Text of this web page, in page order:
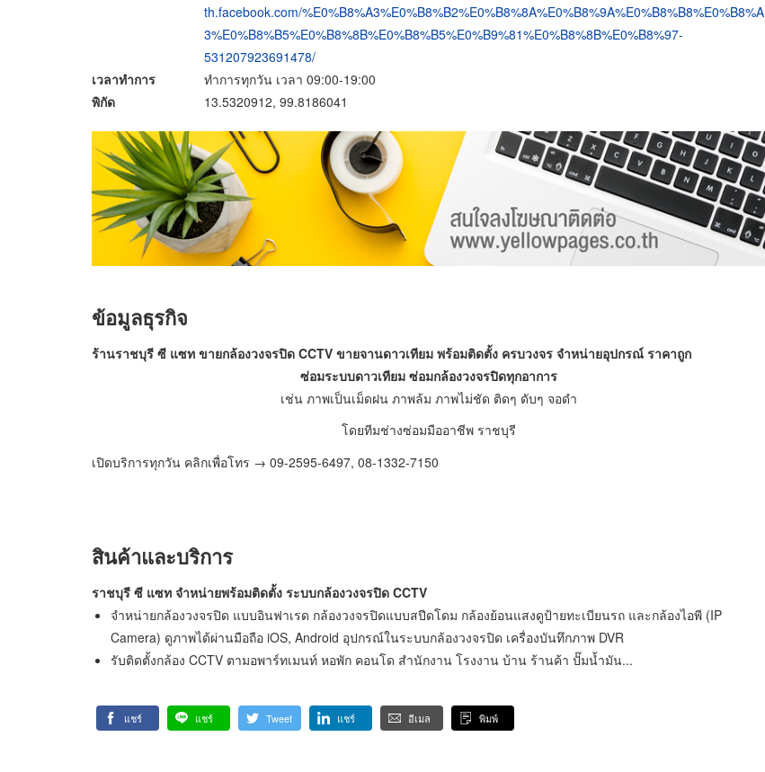
th.facebook.com/%E0%B8%A3%E0%B8%B2%E0%B8%8A%E0%B8%9A%E0%B8%B8%E0%B8%A
3%E0%B8%B5%E0%B8%8B%E0%B8%B5%E0%B9%81%E0%B8%8B%E0%B8%97-
531207923691478/
เวลาทำการ
ทำการทุกวัน เวลา 09:00-19:00
พิกัด
13.5320912, 99.8186041
ข้อมูลธุรกิจ
ร้านราชบุรี ซี แซท ขายกล้องวงจรปิด CCTV ขายจานดาวเทียม พร้อมติดตั้ง ครบวงจร จำหน่ายอุปกรณ์ ราคาถูก
ซ่อมระบบดาวเทียม ซ่อมกล้องวงจรปิดทุกอาการ
เช่น ภาพเป็นเม็ดฝน ภาพล้ม ภาพไม่ชัด ติดๆ ดับๆ จอดำ
โดยทีมช่างซ่อมมืออาชีพ ราชบุรี
เปิดบริการทุกวัน คลิกเพื่อโทร → 09-2595-6497, 08-1332-7150
สินค้าและบริการ
ราชบุรี ซี แซท จำหน่ายพร้อมติดตั้ง ระบบกล้องวงจรปิด CCTV
จำหน่ายกล้องวงจรปิด แบบอินฟาเรด กล้องวงจรปิดแบบสปีดโดม กล้องย้อนแสงดูป้ายทะเบียนรถ และกล้องไอพี (IP
Camera) ดูภาพได้ผ่านมือถือ iOS, Android อุปกรณ์ในระบบกล้องวงจรปิด เครื่องบันทึกภาพ DVR
รับติดตั้งกล้อง CCTV ตามอพาร์ทเมนท์ หอพัก คอนโด สำนักงาน โรงงาน บ้าน ร้านค้า ปั๊มน้ำมัน...
แชร์ แชร์ Tweet แชร์ อีเมล พิมพ์